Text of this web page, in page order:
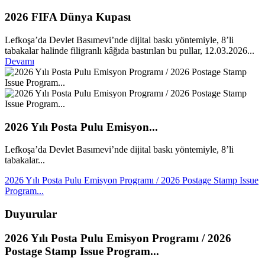
2026 FIFA Dünya Kupası
Lefkoşa’da Devlet Basımevi’nde dijital baskı yöntemiyle, 8’li
tabakalar halinde filigranlı kâğıda bastırılan bu pullar, 12.03.2026...
Devamı
2026 Yılı Posta Pulu Emisyon...
Lefkoşa’da Devlet Basımevi’nde dijital baskı yöntemiyle, 8’li
tabakalar...
2026 Yılı Posta Pulu Emisyon Programı / 2026 Postage Stamp Issue
Program...
Duyurular
2026 Yılı Posta Pulu Emisyon Programı / 2026
Postage Stamp Issue Program...